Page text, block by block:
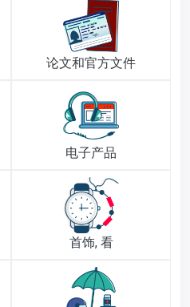
论文和官方文件
电子产品
首饰, 看